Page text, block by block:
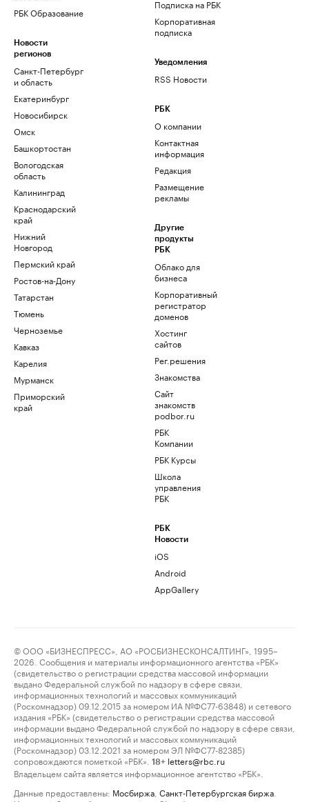
РБК Образование
Новости
регионов
Санкт-Петербург
и область
Екатеринбург
Новосибирск
Омск
Башкортостан
Вологодская
область
Калининград
Краснодарский
край
Нижний
Новгород
Пермский край
Ростов-на-Дону
Татарстан
Тюмень
Черноземье
Кавказ
Карелия
Мурманск
Приморский
край
Подписка на РБК
Корпоративная
подписка
Уведомления
RSS Новости
РБК
О компании
Контактная
информация
Редакция
Размещение
рекламы
Другие
продукты
РБК
Облако для
бизнеса
Корпоративный
регистратор
доменов
Хостинг
сайтов
Рег.решения
Знакомства
Сайт
знакомств
podbor.ru
РБК
Компании
РБК Курсы
Школа
управления
РБК
РБК
Новости
iOS
Android
AppGallery
© ООО «БИЗНЕСПРЕСС», АО «РОСБИЗНЕСКОНСАЛТИНГ», 1995–
2026. Сообщения и материалы информационного агентства «РБК»
(свидетельство о регистрации средства массовой информации
выдано Федеральной службой по надзору в сфере связи,
информационных технологий и массовых коммуникаций
(Роскомнадзор) 09.12.2015 за номером ИА №ФС77-63848) и сетевого
издания «РБК» (свидетельство о регистрации средства массовой
информации выдано Федеральной службой по надзору в сфере связи,
информационных технологий и массовых коммуникаций
(Роскомнадзор) 03.12.2021 за номером ЭЛ №ФС77-82385)
сопровождаются пометкой «РБК».
18+ letters@rbc.ru
Владельцем сайта является информационное агентство «РБК».
Данные предоставлены: Мосбиржа Санкт-Петербургская биржа